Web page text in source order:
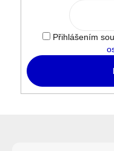
Přihlášením